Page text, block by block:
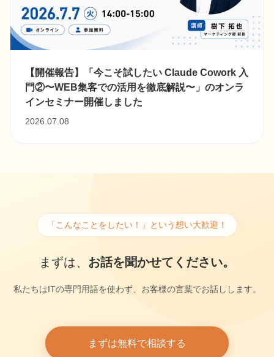
【開催報告】「今こそ試したい Claude Cowork 入
門②〜WEB集客での活用を徹底解説〜」のオンラ
インセミナー開催しました
2026.07.08
「こんなことをしたい！」という想い大歓迎！
まずは、 お話を聞かせてください。
私たちはITの専門用語を使わず、お客様の言葉でお話しします。
まずは無料で相談する